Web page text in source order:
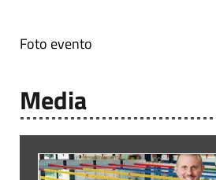
Foto evento
Media